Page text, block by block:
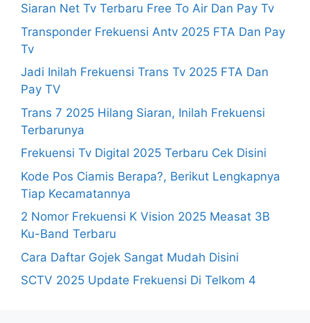
Siaran Net Tv Terbaru Free To Air Dan Pay Tv
Transponder Frekuensi Antv 2025 FTA Dan Pay
Tv
Jadi Inilah Frekuensi Trans Tv 2025 FTA Dan
Pay TV
Trans 7 2025 Hilang Siaran, Inilah Frekuensi
Terbarunya
Frekuensi Tv Digital 2025 Terbaru Cek Disini
Kode Pos Ciamis Berapa?, Berikut Lengkapnya
Tiap Kecamatannya
2 Nomor Frekuensi K Vision 2025 Measat 3B
Ku-Band Terbaru
Cara Daftar Gojek Sangat Mudah Disini
SCTV 2025 Update Frekuensi Di Telkom 4